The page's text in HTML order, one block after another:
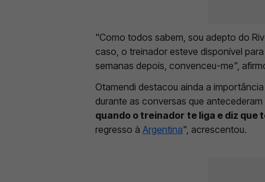
"Como todos sabem, sou adepto do
caso, o treinador esteve disponível
semanas depois, convenceu-me",
Otamendi destacou ainda a
durante as conversas que
quando o treinador te liga e diz que
regresso à Argentina", acrescentou.